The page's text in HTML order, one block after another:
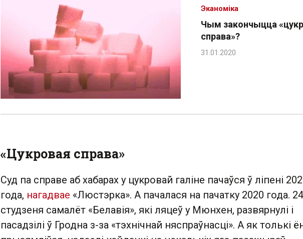
Чым закончыцца
справа»?
Эканоміка
«Цукровая справа»
Суд па справе аб хабарах у цукровай галіне пачаўся ў ліпені
года, нагадвае «Люстэрка». А пачалася на пачатку 2020 года. 24
студзеня самалёт «Белавія», які ляцеў у Мюнхен, развярнулі і
пасадзілі ў Гродна з-за «тэхнічнай няспраўнасці». А як толькі